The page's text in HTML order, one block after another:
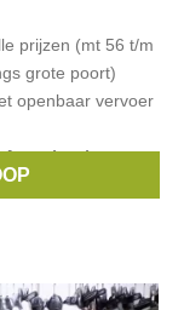
prijzen (mt 56 t/m
grote poort)
openbaar vervoer
Anne kurris,